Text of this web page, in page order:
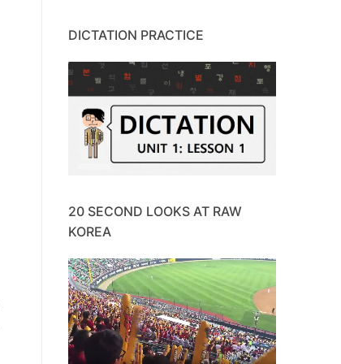
DICTATION PRACTICE
20 SECOND LOOKS AT RAW
KOREA